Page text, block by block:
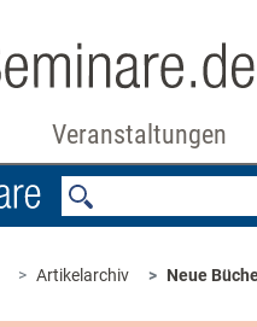
Veranstaltungen
Artikelarchiv Neue